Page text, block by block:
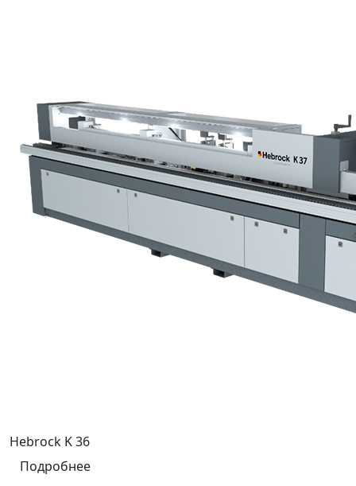
Hebrock K 36
Подробнее